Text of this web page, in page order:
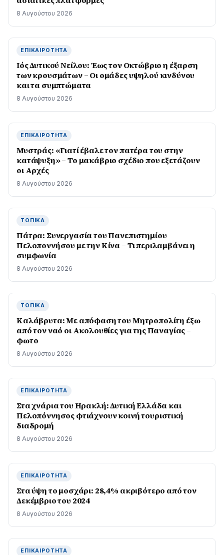
8 Αυγούστου 2026
ΕΠΙΚΑΙΡΌΤΗΤΑ
Ιός Δυτικού Νείλου: Έως τον Οκτώβριο η έξαρση
των κρουσμάτων – Οι ομάδες υψηλού κινδύνου
και τα συμπτώματα
8 Αυγούστου 2026
ΕΠΙΚΑΙΡΌΤΗΤΑ
Μυστράς: «Γιατί έβαλε τον πατέρα του στην
κατάψυξη» – Το μακάβριο σχέδιο που εξετάζουν
οι Αρχές
8 Αυγούστου 2026
ΤΟΠΙΚΆ
Πάτρα: Συνεργασία του Πανεπιστημίου
Πελοποννήσου με την Κίνα – Τι περιλαμβάνει η
συμφωνία
8 Αυγούστου 2026
ΤΟΠΙΚΆ
Καλάβρυτα: Με απόφαση του Μητροπολίτη έξω
από τον ναό οι Ακολουθίες για της Παναγίας –
φωτο
8 Αυγούστου 2026
ΕΠΙΚΑΙΡΌΤΗΤΑ
Στα χνάρια του Ηρακλή: Δυτική Ελλάδα και
Πελοπόννησος φτιάχνουν κοινή τουριστική
διαδρομή
8 Αυγούστου 2026
ΕΠΙΚΑΙΡΌΤΗΤΑ
Στα ύψη το μοσχάρι: 28,4% ακριβότερο από τον
Δεκέμβριο του 2024
8 Αυγούστου 2026
ΕΠΙΚΑΙΡΌΤΗΤΑ